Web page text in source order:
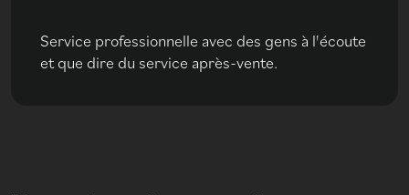
Service professionnelle avec des gens à l'écoute
et que dire du service après-vente.